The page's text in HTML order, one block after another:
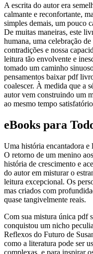
A escrita do autor era
calmante e reconfortante,
simples demais, um pouco
De muitas maneiras, este
humana, uma celebração
contradições e nossa
leitura tão envolvente e
tomado um caminho
pensamentos baixar pdf
coalescer. À medida que a
autor vem construindo um
ao mesmo tempo
eBooks para
Uma história encantadora e
O retorno de um menino
história de crescimento e
do autor em misturar o
leitura excepcional. Os
mas criados com
quase tangivelmente reais.
Com sua mistura única pdf
conquistou um nicho
Reflexos do Futuro de
como a literatura pode ser
complexas, e para inspirar